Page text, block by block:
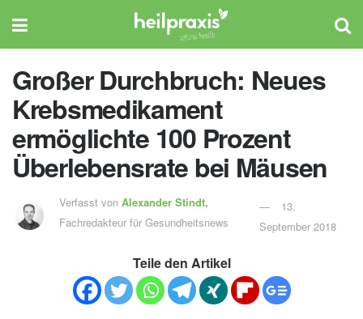
Großer Durchbruch: Neues
Krebsmedikament
ermöglichte 100 Prozent
Überlebensrate bei Mäusen
Verfasst vonAlexander Stindt,
Fachredakteur für Gesundheitsnews
13.
September 2018
Teile den Artikel